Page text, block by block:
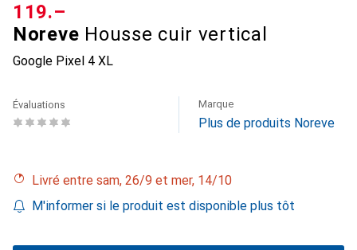
Noreve Housse cuir vertical
Google Pixel 4 XL
CHF
119.–
Évaluations Marque
Plus de produits Noreve
Livré entre sam, 26/9 et mer, 14/10
M'informer si le produit est disponible plus tôt